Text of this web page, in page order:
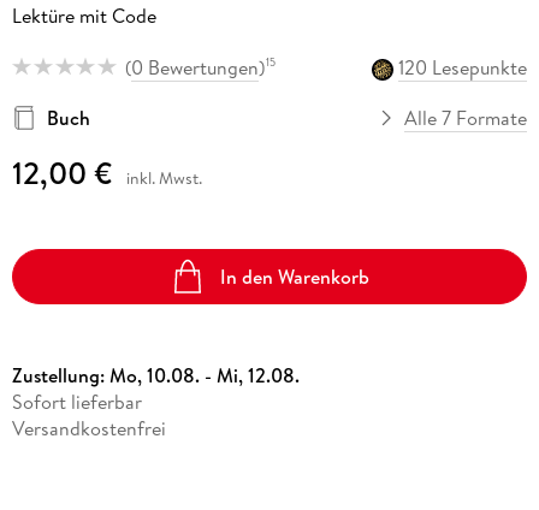
Lektüre mit Code
(0 Bewertungen)15
120 Lesepunkte
Buch
Alle 7 Formate
12,00 € inkl. Mwst.
In den Warenkorb
Zustellung:Mo, 10.08. - Mi, 12.08.
Sofort lieferbar
Versandkostenfrei